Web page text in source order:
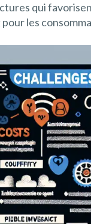
qui
les